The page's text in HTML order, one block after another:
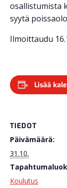
osallistumista
syytä
Ilmoittaudu
Lisää
TIEDOT
Päivämäärä:
31.10.
Koulutus